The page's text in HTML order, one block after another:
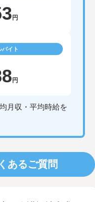
円
バイト
円
月収・平均時給を
あるご質問